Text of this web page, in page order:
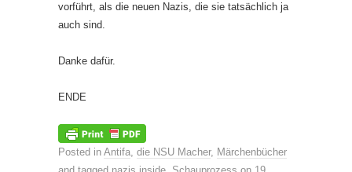
vorführt, als die neuen Nazis, die sie tatsächlich ja
auch sind.
Danke dafür.
ENDE
Posted in Antifa, die NSU Macher, Märchenbücher